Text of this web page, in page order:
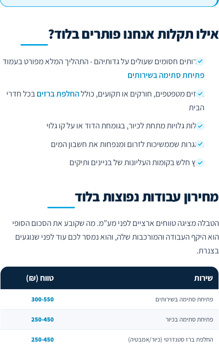
אילו תקלות אנחנו פותרים בלוד?
שירותים חסומים שעולים על גדותיהם - התהליך המלא מפורט בעמוד
פתיחת סתימה בשירותים
ברזים מטפטפים, חורקים או תקועים, כוללהחלפת ברזיםבכל חדרי
הבית
נזילות גלויות מתחת לכיור, בגומחת הדוד או על קו גלוי
ניאגרות שממשיכות לזרום ומנפחות את חשבון המים
לחץ חלש בקומות העליונות של בניינים ותיקים
מחירון עבודות נפוצות בלוד
הטבלה מציגה טווחים ארציים לפני מע”מ. מה שקובע את הסכום הסופי
הוא היקף העבודה והמורכבות שלה, והוא נמסר לכם עוד לפני שנוגעים
בצנרת.
שירות טווח (₪)
פתיחת סתימה בשירותים 300-550
פתיחת סתימה בכיור 250-450
החלפת ברז סטנדרטי (כיור/אמבטיה) 250-450